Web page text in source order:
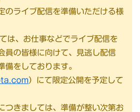
のライブ配信を準備いただける様
は、お仕事などでライブ配信を
員の皆様に向けて、見逃し配信
備をしております。
）にて限定公開を予定して
つきましては、準備が整い次第お